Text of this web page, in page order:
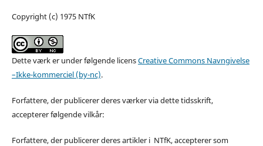
Copyright (c) 1975 NTfK
Dette værk er under følgende licensCreative Commons Navngivelse
–Ikke-kommerciel (by-nc).
Forfattere, der publicerer deres værker via dette tidsskrift,
accepterer følgende vilkår:
Forfattere, der publicerer deres artikler i NTfK, accepterer som